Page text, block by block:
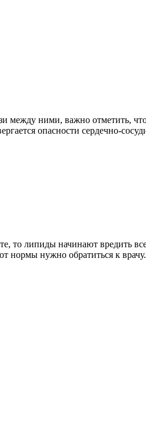
между ними, важно отметить,
опасности сердечно-
то липиды начинают вредить
нормы нужно обратиться к